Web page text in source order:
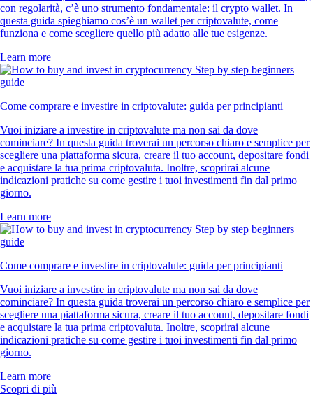
con regolarità, c’è uno strumento fondamentale: il crypto wallet. In
questa guida spieghiamo cos’è un wallet per criptovalute, come
funziona e come scegliere quello più adatto alle tue esigenze.
Learn more
Come comprare e investire in criptovalute: guida per principianti
Vuoi iniziare a investire in criptovalute ma non sai da dove
cominciare? In questa guida troverai un percorso chiaro e semplice per
scegliere una piattaforma sicura, creare il tuo account, depositare fondi
e acquistare la tua prima criptovaluta. Inoltre, scoprirai alcune
indicazioni pratiche su come gestire i tuoi investimenti fin dal primo
giorno.
Learn more
Come comprare e investire in criptovalute: guida per principianti
Vuoi iniziare a investire in criptovalute ma non sai da dove
cominciare? In questa guida troverai un percorso chiaro e semplice per
scegliere una piattaforma sicura, creare il tuo account, depositare fondi
e acquistare la tua prima criptovaluta. Inoltre, scoprirai alcune
indicazioni pratiche su come gestire i tuoi investimenti fin dal primo
giorno.
Learn more
Scopri di più